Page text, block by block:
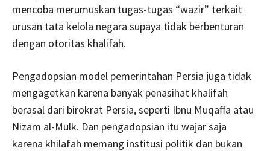
mencoba merumuskan tugas-tugas “wazir” terkait
urusan tata kelola negara supaya tidak berbenturan
dengan otoritas khalifah.
Pengadopsian model pemerintahan Persia juga tidak
mengagetkan karena banyak penasihat khalifah
berasal dari birokrat Persia, seperti Ibnu Muqaffa atau
Nizam al-Mulk. Dan pengadopsian itu wajar saja
karena khilafah memang institusi politik dan bukan